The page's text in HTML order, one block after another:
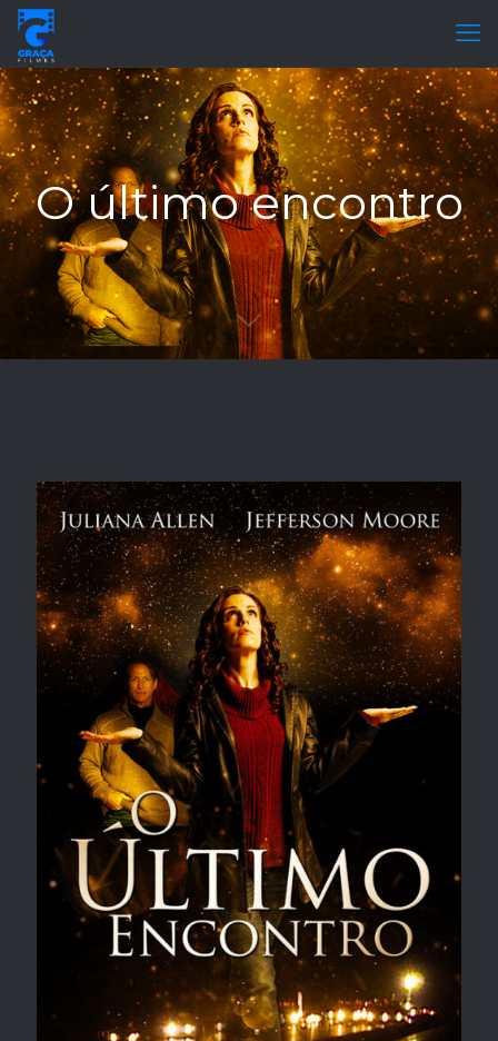
O último encontro